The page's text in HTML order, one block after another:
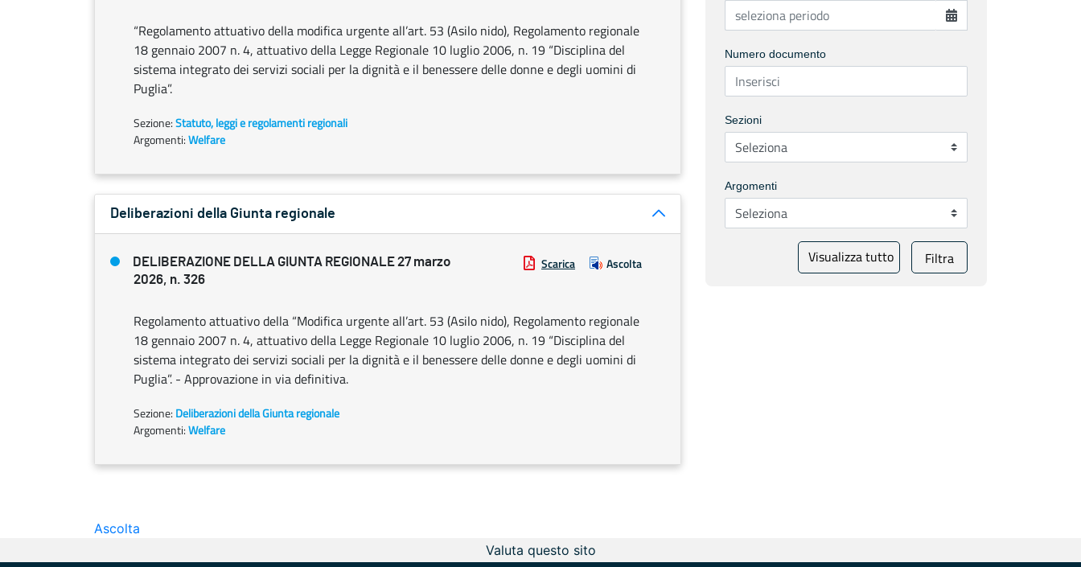
“Regolamento attuativo della modifica urgente all’art. 53 (Asilo nido), Regolamento regionale
18 gennaio 2007 n. 4, attuativo della Legge Regionale 10 luglio 2006, n. 19 “Disciplina del
sistema integrato dei servizi sociali per la dignità e il benessere delle donne e degli uomini di
Puglia”.
Sezione:Statuto, leggi e regolamenti regionali
Argomenti:Welfare
Deliberazioni della Giunta regionale
DELIBERAZIONE DELLA GIUNTA REGIONALE 27 marzo
2026, n. 326
Scarica Ascolta
Regolamento attuativo della “Modifica urgente all’art. 53 (Asilo nido), Regolamento regionale
18 gennaio 2007 n. 4, attuativo della Legge Regionale 10 luglio 2006, n. 19 “Disciplina del
sistema integrato dei servizi sociali per la dignità e il benessere delle donne e degli uomini di
Puglia”. - Approvazione in via definitiva.
Sezione: Deliberazioni della Giunta regionale
Argomenti:Welfare
Numero documento
Sezioni
Argomenti
Visualizza tutto Filtra
Ascolta
Valuta questo sito